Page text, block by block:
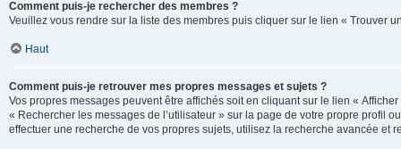
Comment puis-je rechercher des membres ?
Veuillez vous rendre sur la liste des membres puis cliquer sur le lien « Trouver
Haut
Comment puis-je retrouver mes propres messages et sujets ?
Vos propres messages peuvent être affichés soit en cliquant sur le lien «
« Rechercher les messages de l’utilisateur » sur la page de votre propre profil
effectuer une recherche de vos propres sujets, utilisez la recherche avancée